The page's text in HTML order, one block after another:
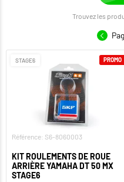
Trouvez les
STAGE6
Référence: S6-8060003
KIT ROULEMENTS DE ROUE
ARRIÈRE YAMAHA DT 50 MX
STAGE6
PROMO